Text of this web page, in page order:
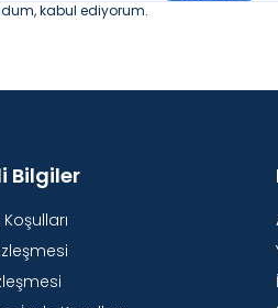
kabul ediyorum.
Bilgiler